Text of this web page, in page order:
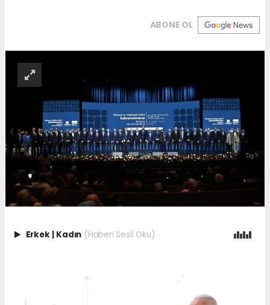
ABONE OL
Erkek Kadın (Haberi Sesli Oku)